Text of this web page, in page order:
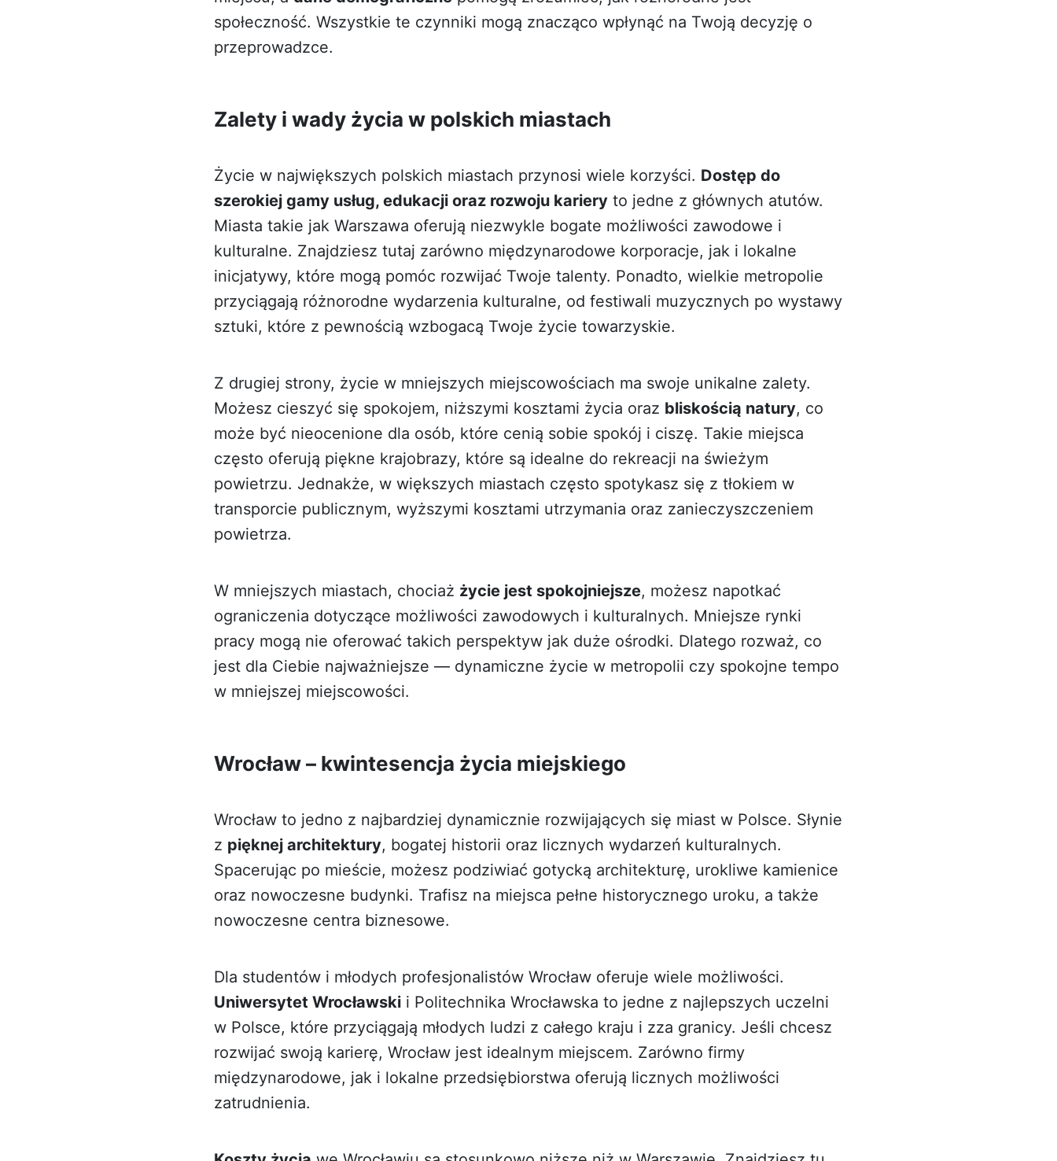
społeczność. Wszystkie te czynniki mogą znacząco wpłynąć na Twoją decyzję o
przeprowadzce.
Zalety i wady życia w polskich miastach
Życie w największych polskich miastach przynosi wiele korzyści. Dostęp do
szerokiej gamy usług, edukacji oraz rozwoju kariery to jedne z głównych atutów.
Miasta takie jak Warszawa oferują niezwykle bogate możliwości zawodowe i
kulturalne. Znajdziesz tutaj zarówno międzynarodowe korporacje, jak i lokalne
inicjatywy, które mogą pomóc rozwijać Twoje talenty. Ponadto, wielkie metropolie
przyciągają różnorodne wydarzenia kulturalne, od festiwali muzycznych po wystawy
sztuki, które z pewnością wzbogacą Twoje życie towarzyskie.
Z drugiej strony, życie w mniejszych miejscowościach ma swoje unikalne zalety.
Możesz cieszyć się spokojem, niższymi kosztami życia oraz bliskością natury, co
może być nieocenione dla osób, które cenią sobie spokój i ciszę. Takie miejsca
często oferują piękne krajobrazy, które są idealne do rekreacji na świeżym
powietrzu. Jednakże, w większych miastach często spotykasz się z tłokiem w
transporcie publicznym, wyższymi kosztami utrzymania oraz zanieczyszczeniem
powietrza.
W mniejszych miastach, chociaż życie jest spokojniejsze, możesz napotkać
ograniczenia dotyczące możliwości zawodowych i kulturalnych. Mniejsze rynki
pracy mogą nie oferować takich perspektyw jak duże ośrodki. Dlatego rozważ, co
jest dla Ciebie najważniejsze — dynamiczne życie w metropolii czy spokojne tempo
w mniejszej miejscowości.
Wrocław – kwintesencja życia miejskiego
Wrocław to jedno z najbardziej dynamicznie rozwijających się miast w Polsce. Słynie
z pięknej architektury, bogatej historii oraz licznych wydarzeń kulturalnych.
Spacerując po mieście, możesz podziwiać gotycką architekturę, urokliwe kamienice
oraz nowoczesne budynki. Trafisz na miejsca pełne historycznego uroku, a także
nowoczesne centra biznesowe.
Dla studentów i młodych profesjonalistów Wrocław oferuje wiele możliwości.
Uniwersytet Wrocławski i Politechnika Wrocławska to jedne z najlepszych uczelni
w Polsce, które przyciągają młodych ludzi z całego kraju i zza granicy. Jeśli chcesz
rozwijać swoją karierę, Wrocław jest idealnym miejscem. Zarówno firmy
międzynarodowe, jak i lokalne przedsiębiorstwa oferują licznych możliwości
zatrudnienia.